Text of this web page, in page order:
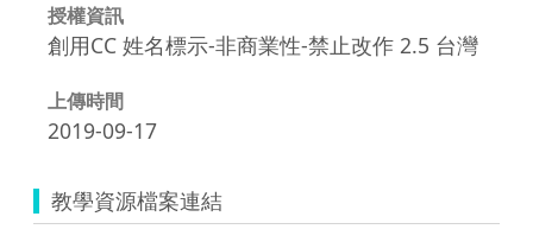
授權資訊
創用CC 姓名標示-非商業性-禁止改作 2.5 台灣
上傳時間
2019-09-17
教學資源檔案連結